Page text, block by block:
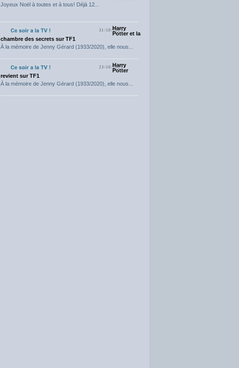
Joyeux Noël à toutes et à tous! Déjà 12...
31/10/2023
Harry
Potter et la
chambre des secrets sur TF1
À la mémoire de Jenny Gérard (1933/2020), elle nous...
23/10/2023
Harry
Potter
revient sur TF1
À la mémoire de Jenny Gérard (1933/2020), elle nous...